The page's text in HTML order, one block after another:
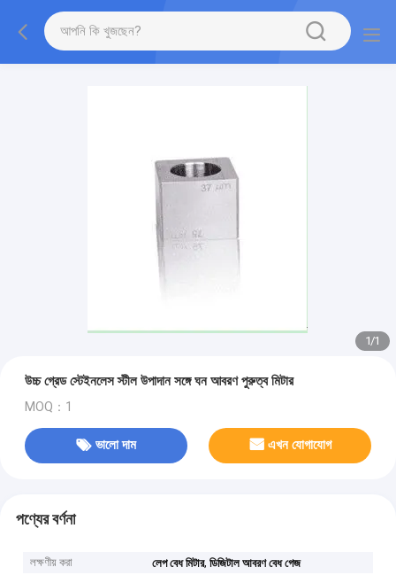
1/1
উচ্চ গ্রেড স্টেইনলেস স্টীল উপাদান সঙ্গে ঘন আবরণ পুরুত্ব মিটার
MOQ：1
ভালো দাম এখন যোগাযোগ
পণ্যের বর্ণনা
লক্ষণীয় করা লেপ বেধ মিটার,ডিজিটাল আবরণ বেধ গেজ